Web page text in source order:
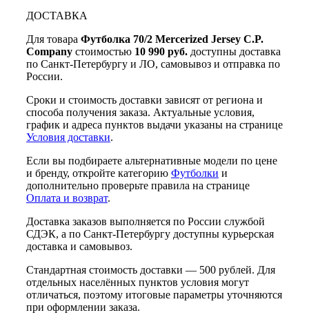
ДОСТАВКА
Для товара Футболка 70/2 Mercerized Jersey C.P.
Company стоимостью 10 990 руб. доступны доставка
по Санкт-Петербургу и ЛО, самовывоз и отправка по
России.
Сроки и стоимость доставки зависят от региона и
способа получения заказа. Актуальные условия,
график и адреса пунктов выдачи указаны на странице
Условия доставки.
Если вы подбираете альтернативные модели по цене
и бренду, откройте категорию Футболки и
дополнительно проверьте правила на странице
Оплата и возврат.
Доставка заказов выполняется по России службой
СДЭК, а по Санкт-Петербургу доступны курьерская
доставка и самовывоз.
Стандартная стоимость доставки — 500 рублей. Для
отдельных населённых пунктов условия могут
отличаться, поэтому итоговые параметры уточняются
при оформлении заказа.